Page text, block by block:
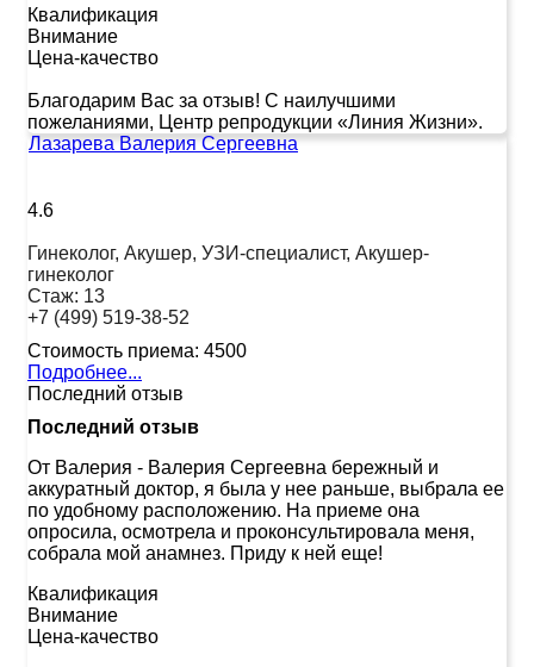
Квалификация
Внимание
Цена-качество
Благодарим Вас за отзыв! С наилучшими
пожеланиями, Центр репродукции «Линия Жизни».
Лазарева Валерия Сергеевна
4.6
Гинеколог, Акушер, УЗИ-специалист, Акушер-
гинеколог
Стаж: 13
+7 (499) 519-38-52
Стоимость приема: 4500
Подробнее...
Последний отзыв
Последний отзыв
От Валерия - Валерия Сергеевна бережный и
аккуратный доктор, я была у нее раньше, выбрала ее
по удобному расположению. На приеме она
опросила, осмотрела и проконсультировала меня,
собрала мой анамнез. Приду к ней еще!
Квалификация
Внимание
Цена-качество